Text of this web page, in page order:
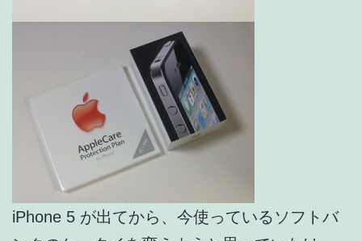
iPhone 5 が出てから、今使っているソフトバ